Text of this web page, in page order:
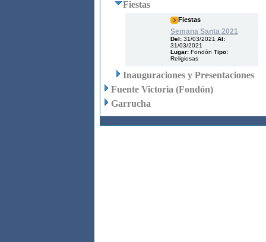
Fiestas
Fiestas
Semana Santa 2021
Del: 31/03/2021 Al:
31/03/2021
Lugar: Fondón Tipo:
Religiosas
Inauguraciones y Presentaciones
Fuente Victoria (Fondón)
Garrucha